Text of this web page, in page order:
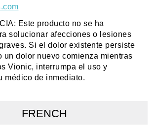
Este producto no se ha
solucionar afecciones o lesiones
Si el dolor existente persiste
un dolor nuevo comienza mientras
Vionic, interrumpa el uso y
médico de inmediato.
FRENCH